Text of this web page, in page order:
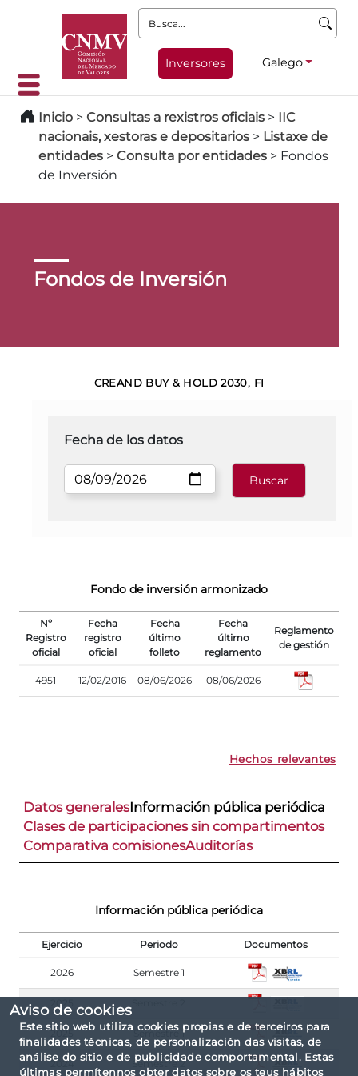
Aviso de cookies
Este sitio web utiliza cookies propias e de terceiros para
finalidades técnicas, de personalización das visitas, de
análise do sitio e de publicidade comportamental. Estas
últimas permítennos obter datos sobre os teus hábitos
Busca:
Inversores Galego
Inicio > Consultas a rexistros oficiais > IIC
nacionais, xestoras e depositarios > Listaxe de
entidades > Consulta por entidades > Fondos
de Inversión
Fondos de Inversión
CREAND BUY & HOLD 2030, FI
Fecha de los datos
Fondo de inversión armonizado
Nº
Registro
oficial
Fecha
registro
oficial
Fecha
último
folleto
Fecha
último
reglamento
Reglamento
de gestión
4951 12/02/2016 08/06/2026 08/06/2026
Hechos relevantes
Datos generalesInformación pública periódica
Clases de participaciones sin compartimentos
Comparativa comisionesAuditorías
Información pública periódica
Ejercicio Periodo Documentos
2026 Semestre 1
2025
2025 Semestre 1
2024 Semestre 2